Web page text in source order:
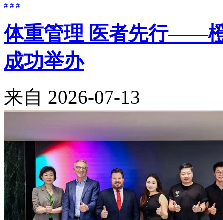
# # #
体重管理 医者先行——
成功举办
来自 2026-07-13